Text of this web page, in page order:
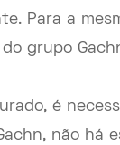
Para a
grupo
é
não há